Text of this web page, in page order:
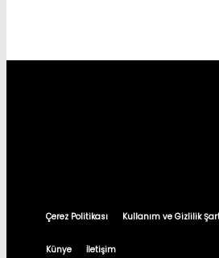
Çerez Politikası Kullanım ve Gizlilik
Künye İletişim